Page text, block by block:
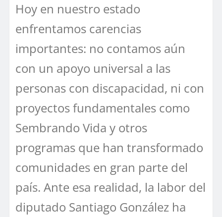
Hoy en nuestro estado
enfrentamos carencias
importantes: no contamos aún
con un apoyo universal a las
personas con discapacidad, ni con
proyectos fundamentales como
Sembrando Vida y otros
programas que han transformado
comunidades en gran parte del
país. Ante esa realidad, la labor del
diputado Santiago González ha